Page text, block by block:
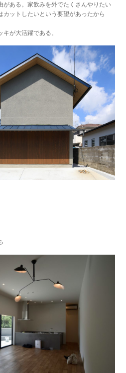
がある。家飲みを外でたくさんやりたい
カットしたいという要望があったから
が大活躍である。